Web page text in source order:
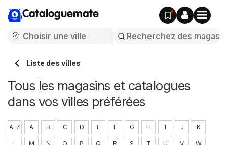
Cataloguemate
Liste des villes
Tous les magasins et catalogues
dans vos villes préférées
A-Z A B C D E F G H I J K